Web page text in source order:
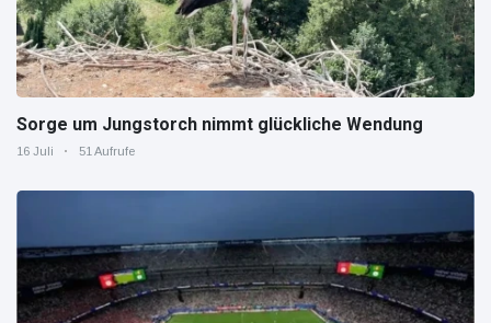
Sorge um Jungstorch nimmt glückliche Wendung
16 Juli 51 Aufrufe